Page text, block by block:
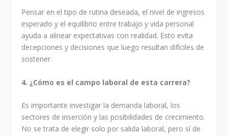
Pensar en el tipo de rutina deseada, el nivel de ingresos
esperado y el equilibrio entre trabajo y vida personal
ayuda a alinear expectativas con realidad. Esto evita
decepciones y decisiones que luego resultan difíciles de
sostener.
4. ¿Cómo es el campo laboral de esta carrera?
Es importante investigar la demanda laboral, los
sectores de inserción y las posibilidades de crecimiento.
No se trata de elegir solo por salida laboral, pero sí de